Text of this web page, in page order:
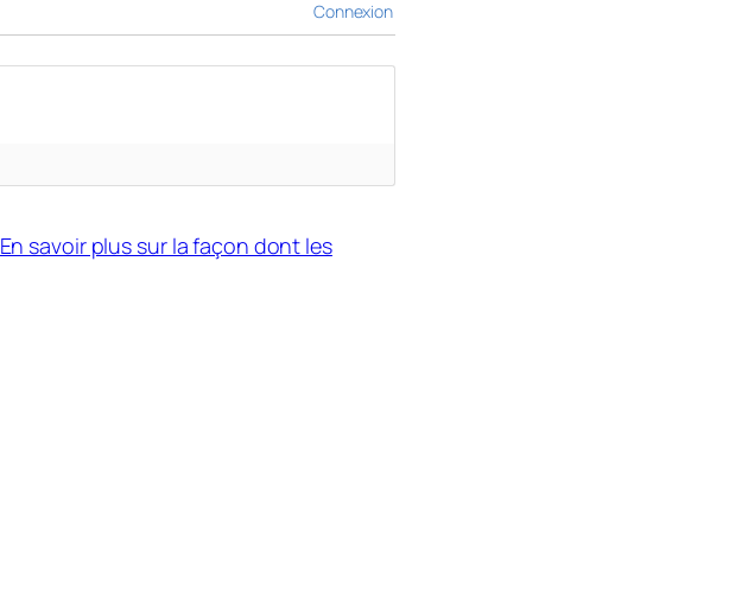
Connexion
En savoir plus sur la façon dont les